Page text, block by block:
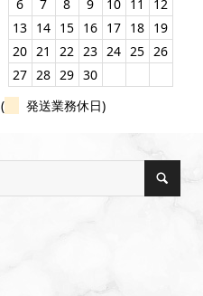
6
7 8 9 10 11
12
13 14 15 16 17 18 19
20 21 22 23 24 25 26
27 28 29 30
(
発送業務休日)